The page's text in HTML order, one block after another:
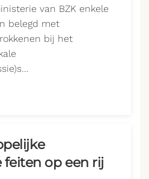
van BZK enkele
belegd met
bij het
feiten op een rij